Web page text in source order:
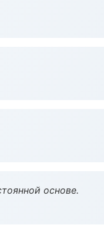
основе.